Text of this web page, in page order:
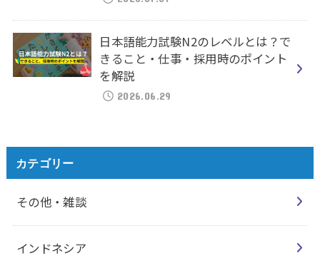
日本語能力試験N2のレベルとは？で
きること・仕事・採用時のポイント
を解説
2026.06.29
カテゴリー
その他・雑談
インドネシア